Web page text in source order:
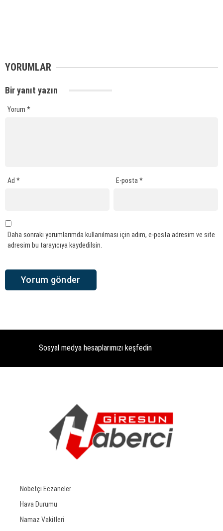
YORUMLAR
Bir yanıt yazın
Yorum *
Ad * E-posta*
Daha sonraki yorumlarımda kullanılması için adım, e-posta adresim ve site
adresim bu tarayıcıya kaydedilsin.
Sosyal medya hesaplarımızı keşfedin
Nöbetçi Eczaneler
Hava Durumu
Namaz Vakitleri